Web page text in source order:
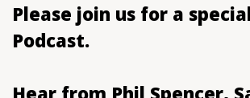
Please join us for a
Podcast.
Hear from Phil Spencer,